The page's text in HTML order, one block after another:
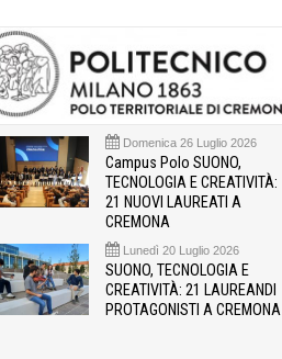
Domenica 26 Luglio 2026
Campus Polo SUONO,
TECNOLOGIA E CREATIVITÀ:
21 NUOVI LAUREATI A
CREMONA
Lunedì 20 Luglio 2026
SUONO, TECNOLOGIA E
CREATIVITÀ: 21 LAUREANDI
PROTAGONISTI A CREMONA